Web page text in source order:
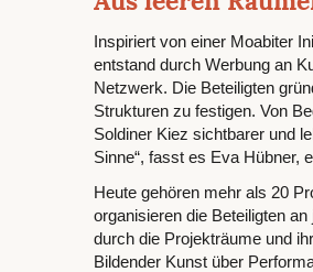
Inspiriert von einer Moabiter
entstand durch Werbung an
Netzwerk. Die Beteiligten
Strukturen zu festigen. Von
Soldiner Kiez sichtbarer und
Sinne“, fasst es Eva Hübner,
Heute gehören mehr als 20
organisieren die Beteiligten
durch die Projekträume und
Bildender Kunst über